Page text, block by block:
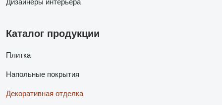
Дизайнеры интерьера
Каталог продукции
Плитка
Напольные покрытия
Декоративная отделка